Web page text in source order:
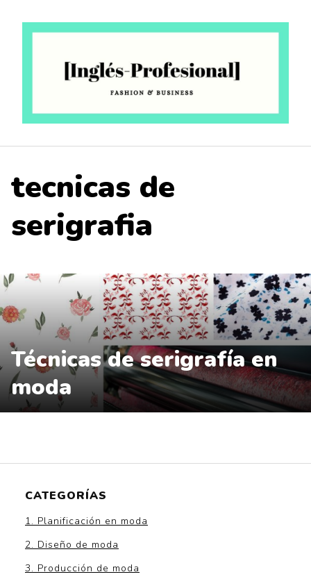
tecnicas de
serigrafia
Técnicas de serigrafía en
moda
CATEGORÍAS
1. Planificación en moda
2. Diseño de moda
3. Producción de moda